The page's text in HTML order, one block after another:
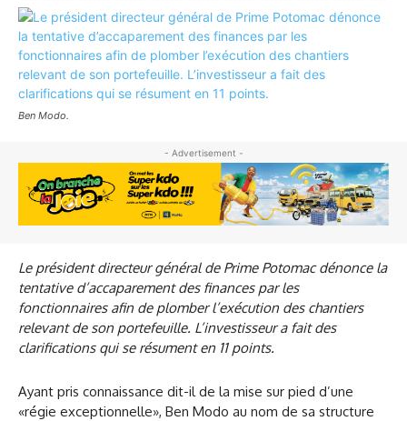
Ben Modo.
- Advertisement -
Le président directeur général de Prime Potomac dénonce la
tentative d’accaparement des finances par les
fonctionnaires afin de plomber l’exécution des chantiers
relevant de son portefeuille. L’investisseur a fait des
clarifications qui se résument en 11 points.
Ayant pris connaissance dit-il de la mise sur pied d’une
«régie exceptionnelle», Ben Modo au nom de sa structure